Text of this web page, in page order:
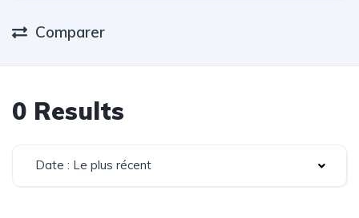
Comparer
0 Results
Date : Le plus récent